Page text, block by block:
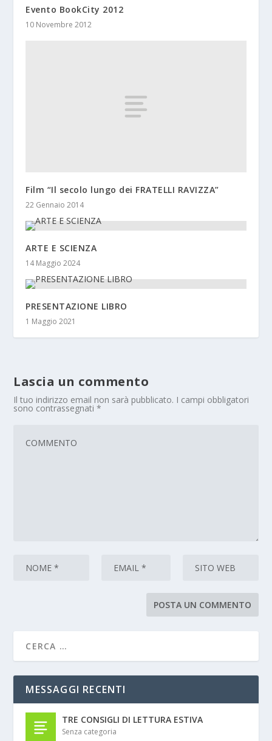
Evento BookCity 2012
10 Novembre 2012
Film “Il secolo lungo dei FRATELLI RAVIZZA”
22 Gennaio 2014
ARTE E SCIENZA
14 Maggio 2024
PRESENTAZIONE LIBRO
1 Maggio 2021
Lascia un commento
Il tuo indirizzo email non sarà pubblicato. I campi obbligatori
sono contrassegnati*
MESSAGGI RECENTI
TRE CONSIGLI DI LETTURA ESTIVA
Senza categoria